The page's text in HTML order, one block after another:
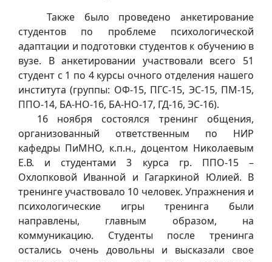
Также было проведено анкетирование
студентов по проблеме психологической
адаптации и подготовки студентов к обучению в
вузе. В анкетировании участвовали всего 51
студент с 1 по 4 курсы очного отделения нашего
института (группы: ОФ-15, ПГС-15, ЭС-15, ПМ-15,
ППО-14, БА-НО-16, БА-НО-17, ГД-16, ЭС-16).
16 ноября состоялся тренинг общения,
организованный ответственным по НИР
кафедры ПиМНО, к.п.н., доцентом Николаевым
Е.В. и студентами 3 курса гр. ППО-15 –
Охлопковой Иванной и Гагаркиной Юлией. В
тренинге участвовало 10 человек. Упражнения и
психологические игры тренинга были
направлены, главным образом, на
коммуникацию. Студенты после тренинга
остались очень довольны и высказали свое